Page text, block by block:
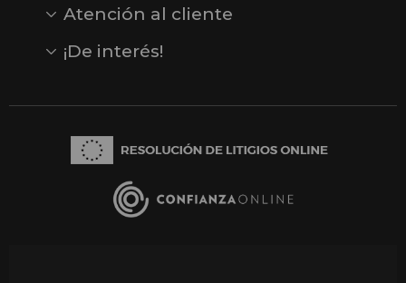
Atención al cliente
Opiniones
Reseñas en Google
¡De interés!